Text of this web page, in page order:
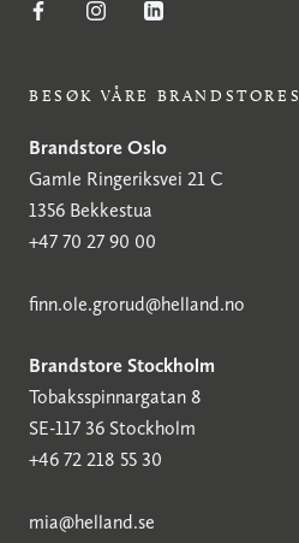
BESØK VÅRE BRANDSTORES
Brandstore Oslo
Gamle Ringeriksvei 21 C
1356 Bekkestua
+47 70 27 90 00
finn.ole.grorud@helland.no
Brandstore Stockholm
Tobaksspinnargatan 8
SE-117 36 Stockholm
+46 72 218 55 30
mia@helland.se